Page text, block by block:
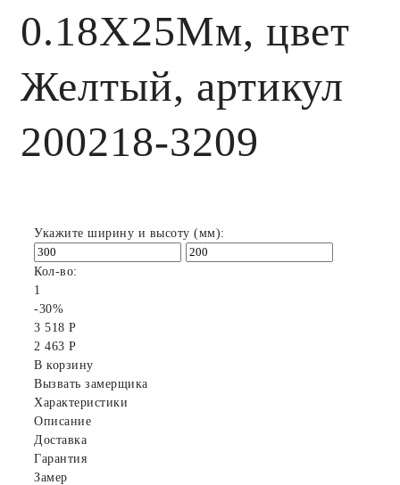
0.18X25Мм, цвет
Желтый, артикул
200218-3209
Укажите ширину и высоту (мм):
Кол-во:
1
-30%
3 518 Р
2 463 Р
В корзину
Вызвать замерщика
Характеристики
Описание
Доставка
Гарантия
Замер